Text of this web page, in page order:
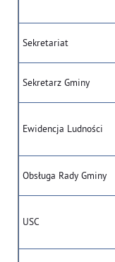
Sekretariat
Sekretarz Gminy
Ewidencja Ludności
Obsługa Rady Gminy
USC